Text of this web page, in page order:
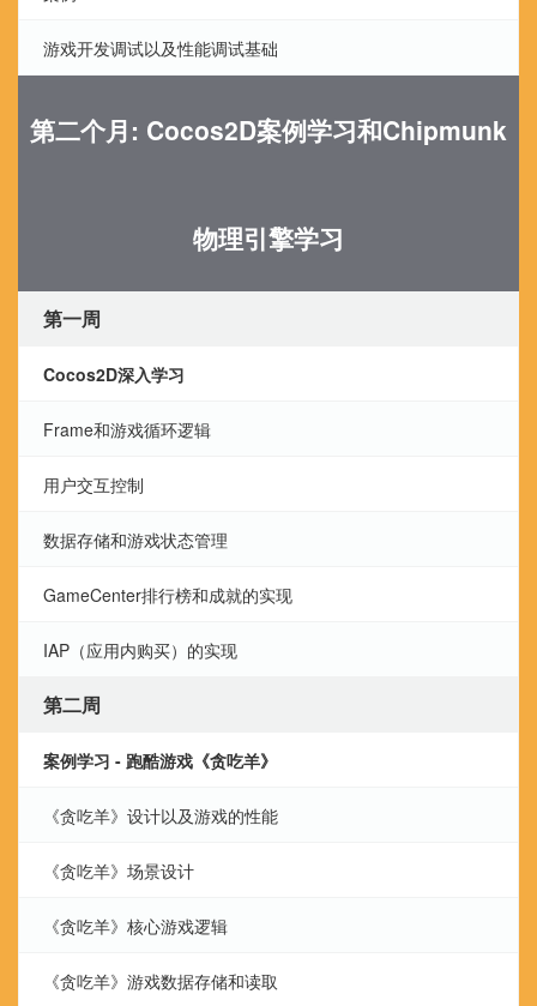
游戏开发调试以及性能调试基础
第二个月: Cocos2D案例学习和Chipmunk
物理引擎学习
第一周
Cocos2D深入学习
Frame和游戏循环逻辑
用户交互控制
数据存储和游戏状态管理
GameCenter排行榜和成就的实现
IAP（应用内购买）的实现
第二周
案例学习 - 跑酷游戏《贪吃羊》
《贪吃羊》设计以及游戏的性能
《贪吃羊》场景设计
《贪吃羊》核心游戏逻辑
《贪吃羊》游戏数据存储和读取